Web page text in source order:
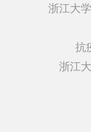
浙江大
抗
浙江